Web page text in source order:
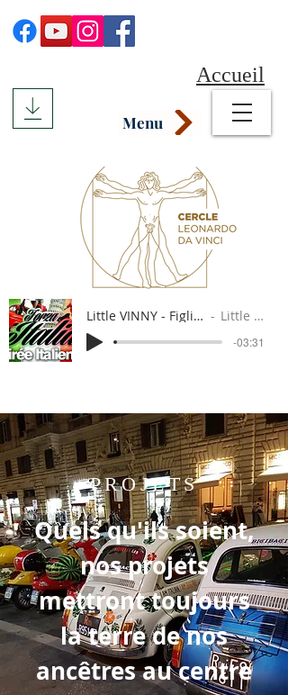
Accueil
Menu
Little VINNY - Figli dell'Italia Little Vinny
-03:31
PROJETS
Quels qu'ils soient,
nos projets
mettront toujours
la terre de nos
ancêtres au centre